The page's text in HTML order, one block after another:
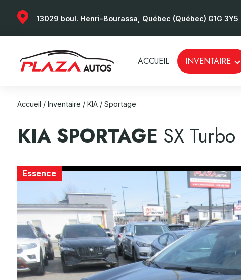
13029 boul. Henri-Bourassa, Québec (Québec) G1G 3Y5
ACCUEIL INVENTAIRE
Accueil / Inventaire / KIA / Sportage
KIA SPORTAGE SX Turbo
Essence